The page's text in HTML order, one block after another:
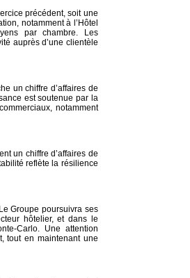
précédent, soit une
notamment à l’Hôtel
par chambre. Les
auprès d’une clientèle
unchiffre d’affaires de
est soutenue par la
notamment
un chiffre d’affaires de
reflète la résilience
Groupe poursuivra ses
hôtelier, et dans le
Carlo. Une attention
tout en maintenant une